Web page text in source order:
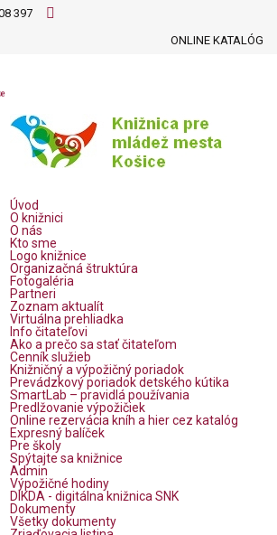
397
ONLINE KATALÓG
Úvod
O knižnici
O nás
Kto sme
Logo knižnice
Organizačná štruktúra
Fotogaléria
Partneri
Zoznam aktualít
Virtuálna prehliadka
Info čitateľovi
Ako a prečo sa stať čitateľom
Cenník služieb
Knižničný a výpožičný poriadok
Prevádzkový poriadok detského kútika
SmartLab – pravidlá používania
Predlžovanie výpožičiek
Online rezervácia kníh a hier cez katalóg
Expresný balíček
Pre školy
Spýtajte sa knižnice
Admin
Výpožičné hodiny
DIKDA - digitálna knižnica SNK
Dokumenty
Všetky dokumenty